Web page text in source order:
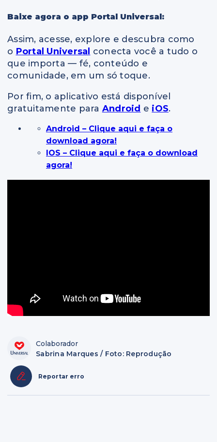
Baixe agora o app Portal Universal:
Assim, acesse, explore e descubra como
o Portal Universal conecta você a tudo o
que importa — fé, conteúdo e
comunidade, em um só toque.
Por fim, o aplicativo está disponível
gratuitamente para Android e iOS.
Android – Clique aqui e faça o
download agora!
IOS – Clique aqui e faça o download
agora!
Colaborador
Sabrina Marques / Foto: Reprodução
Reportar erro